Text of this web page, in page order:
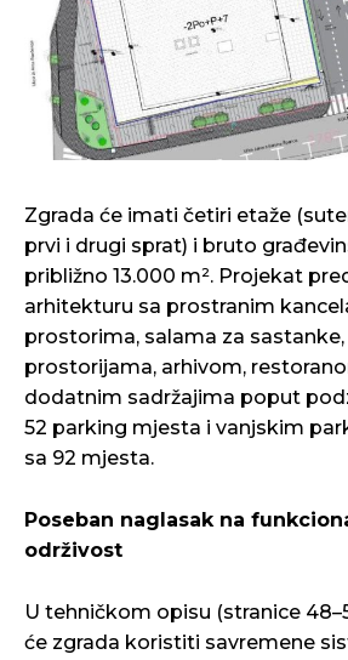
Zgrada će imati četiri etaže
prvi i drugi sprat) i bruto
približno 13.000 m². Projekat
arhitekturu sa prostranim
prostorima, salama za
prostorijama, arhivom,
dodatnim sadržajima poput
52 parking mjesta i vanjskim
sa 92 mjesta.
Poseban naglasak na
održivost
U tehničkom opisu (stranice
će zgrada koristiti savremene